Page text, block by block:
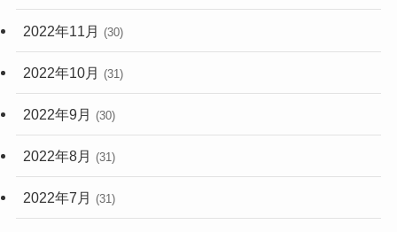
2022年11月 (30)
2022年10月 (31)
2022年9月 (30)
2022年8月 (31)
2022年7月 (31)